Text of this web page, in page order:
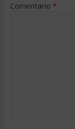
Comentario *